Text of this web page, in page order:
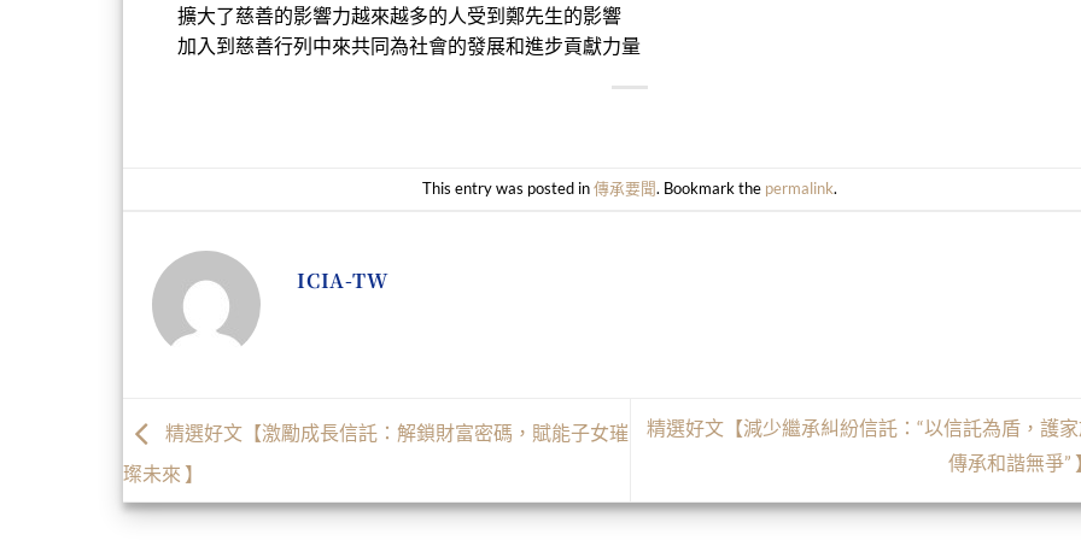
擴大了慈善的影響力越來越多的人受到鄭先生的影響
加入到慈善行列中來共同為社會的發展和進步貢獻力量
This entry was posted in傳承要聞. Bookmark the permalink.
ICIA-TW
精選好文【激勵成長信託：解鎖財富密碼，賦能子女璀
璨未來 】
精選好文【減少繼承糾紛信託：“以信託為盾，護
傳承和諧無爭”